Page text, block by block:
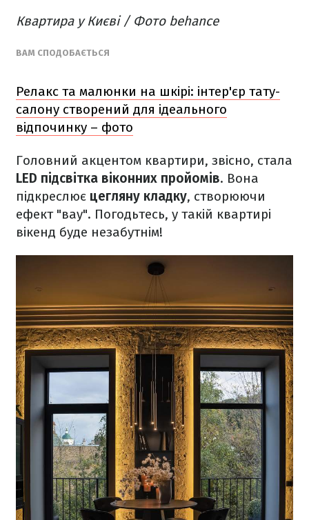
Квартира у Києві / Фото behance
ВАМ СПОДОБАЄТЬСЯ
Релакс та малюнки на шкірі: інтер'єр тату-
салону створений для ідеального
відпочинку – фото
Головний акцентом квартири, звісно, стала
LED підсвітка віконних пройомів. Вона
підкреслює цегляну кладку, створюючи
ефект "вау". Погодьтесь, у такій квартирі
вікенд буде незабутнім!